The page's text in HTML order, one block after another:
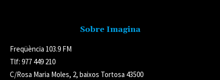
Sobre Imagina
Freqüència 103.9 FM
Tlf: 977 449 210
C/Rosa Maria Moles, 2, baixos Tortosa 43500